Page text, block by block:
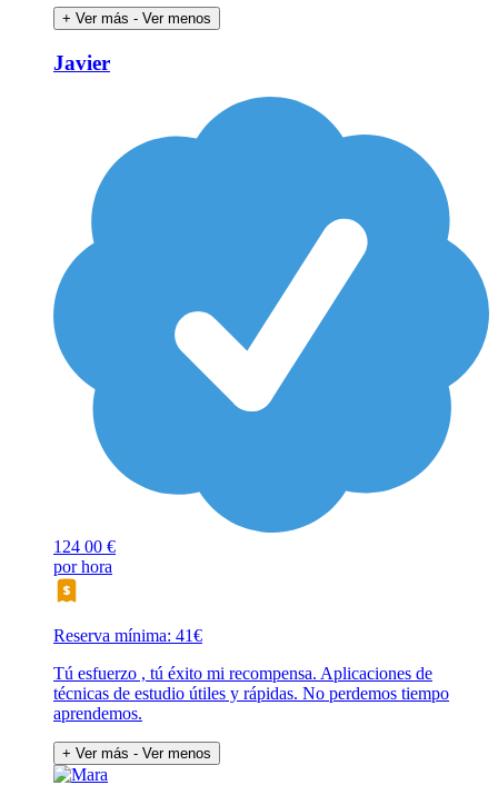
+ Ver más - Ver menos
Javier
124 00 €
por hora
Reserva mínima: 41€
Tú esfuerzo , tú éxito mi recompensa. Aplicaciones de
técnicas de estudio útiles y rápidas. No perdemos tiempo
aprendemos.
+ Ver más - Ver menos